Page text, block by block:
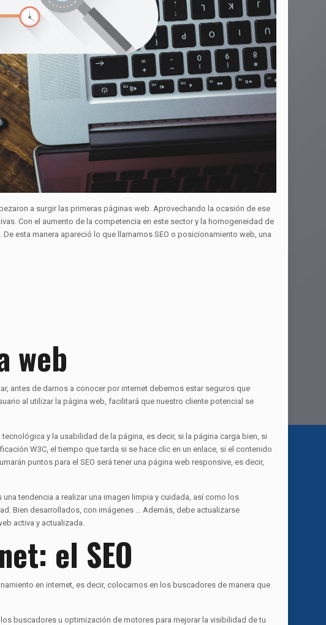
a surgir las primeras páginas web. Aprovechando la ocasión de ese
Con el aumento de la competencia en este sector y la homogeneidad de
esta manera apareció lo que llamamos SEO o posicionamiento web, una
web
antes de darnos a conocer por internet debemos estar seguros que
al utilizar la página web, facilitará que nuestro cliente potencial se
y la usabilidad de la página, es decir, si la página carga bien, si
W3C, el tiempo que tarda si se hace clic en un enlace, si el contenido
puntos para el SEO será tener una página web responsive, es decir,
tendencia a realizar una imagen limpia y cuidada, así como los
Bien desarrollados, con imágenes … Además, debe actualizarse
activa y actualizada.
el SEO
en internet, es decir, colocarnos en los buscadores de manera que
buscadores u optimización de motores para mejorar la visibilidad de tu